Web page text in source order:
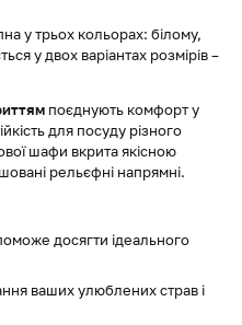
у трьох кольорах: білому,
у двох варіантах розмірів –
поєднують комфорт у
для посуду різного
шафи вкрита якісною
рельєфні напрямні.
досягти ідеального
ваших улюблених страв і